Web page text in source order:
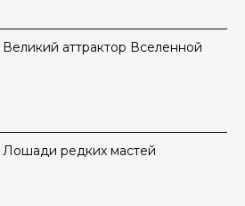
Великий аттрактор Вселенной
Лошади редких мастей